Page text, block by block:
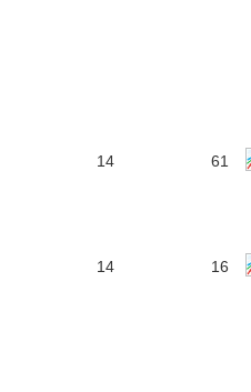
14 61
14 16